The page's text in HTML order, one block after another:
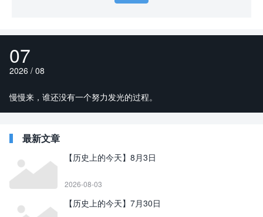
07
2026 / 08
慢慢来，谁还没有一个努力发光的过程。
最新文章
【历史上的今天】8月3日
2026-08-03
【历史上的今天】7月30日